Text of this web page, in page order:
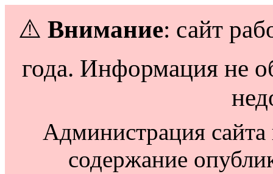
⚠️ Внимание: сайт
года. Информация не
Администрация сайта
содержание